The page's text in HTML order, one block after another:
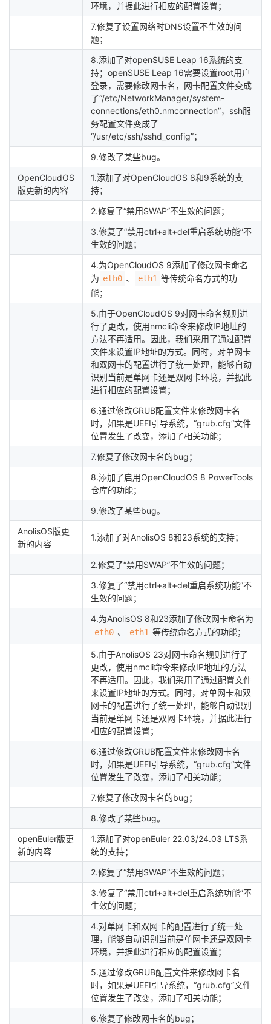
环境，并据此进行相应的配置设置；
7.修复了设置网络时DNS设置不生效的问
题；
8.添加了对openSUSE Leap 16系统的支
持；openSUSE Leap 16需要设置root用户
登录，需要修改网卡名，网卡配置文件变成
了“/etc/NetworkManager/system-
connections/eth0.nmconnection”，ssh服
务配置文件变成了
“/usr/etc/ssh/sshd_config”；
9.修改了某些bug。
OpenCloudOS
版更新的内容
1.添加了对OpenCloudOS 8和9系统的支
持；
2.修复了“禁用SWAP”不生效的问题；
3.修复了“禁用ctrl+alt+del重启系统功能”不
生效的问题；
4.为OpenCloudOS 9添加了修改网卡命名
为 eth0 、 eth1 等传统命名方式的功
能；
5.由于OpenCloudOS 9对网卡命名规则进
行了更改，使用nmcli命令来修改IP地址的
方法不再适用。因此，我们采用了通过配置
文件来设置IP地址的方式。同时，对单网卡
和双网卡的配置进行了统一处理，能够自动
识别当前是单网卡还是双网卡环境，并据此
进行相应的配置设置；
6.通过修改GRUB配置文件来修改网卡名
时，如果是UEFI引导系统，“grub.cfg”文件
位置发生了改变，添加了相关功能；
7.修复了修改网卡名的bug；
8.添加了启用OpenCloudOS 8 PowerTools
仓库的功能；
9.修改了某些bug。
AnolisOS版更
新的内容
1.添加了对AnolisOS 8和23系统的支持；
2.修复了“禁用SWAP”不生效的问题；
3.修复了“禁用ctrl+alt+del重启系统功能”不
生效的问题；
4.为AnolisOS 8和23添加了修改网卡命名为
eth0 、 eth1 等传统命名方式的功能；
5.由于AnolisOS 23对网卡命名规则进行了
更改，使用nmcli命令来修改IP地址的方法
不再适用。因此，我们采用了通过配置文件
来设置IP地址的方式。同时，对单网卡和双
网卡的配置进行了统一处理，能够自动识别
当前是单网卡还是双网卡环境，并据此进行
相应的配置设置；
6.通过修改GRUB配置文件来修改网卡名
时，如果是UEFI引导系统，“grub.cfg”文件
位置发生了改变，添加了相关功能；
7.修复了修改网卡名的bug；
8.修改了某些bug。
openEuler版更
新的内容
1.添加了对openEuler 22.03/24.03 LTS系
统的支持；
2.修复了“禁用SWAP”不生效的问题；
3.修复了“禁用ctrl+alt+del重启系统功能”不
生效的问题；
4.对单网卡和双网卡的配置进行了统一处
理，能够自动识别当前是单网卡还是双网卡
环境，并据此进行相应的配置设置；
5.通过修改GRUB配置文件来修改网卡名
时，如果是UEFI引导系统，“grub.cfg”文件
位置发生了改变，添加了相关功能；
6.修复了修改网卡名的bug；